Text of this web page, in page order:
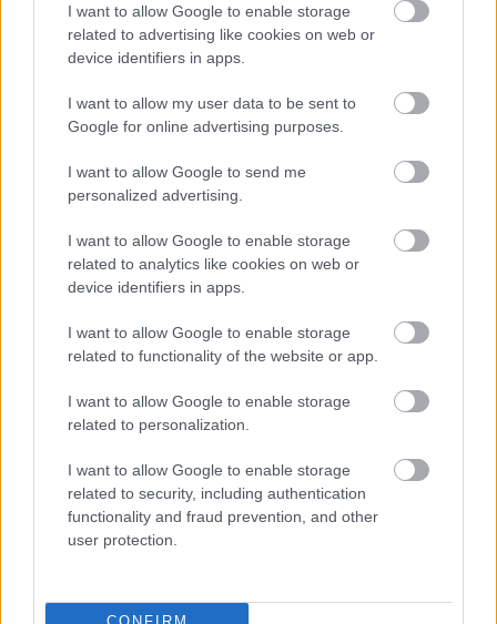
I want to allow Google to enable storage
related to advertising like cookies on web or
device identifiers in apps.
I want to allow my user data to be sent to
Google for online advertising purposes.
I want to allow Google to send me
personalized advertising.
I want to allow Google to enable storage
related to analytics like cookies on web or
device identifiers in apps.
I want to allow Google to enable storage
related to functionality of the website or app.
I want to allow Google to enable storage
related to personalization.
I want to allow Google to enable storage
related to security, including authentication
functionality and fraud prevention, and other
user protection.
desde el Getafe se espera que este año sus prestaciones
sean mucho mayores en un proyecto totalmente renovado
anteriormente, Aleñá podría ser uno de los fichajes más
interesantes para nuestras plantillas Comunio por un precio
Matías Dituro llega al Celta
El Celta refuerza la portería.Dituro llega al conjunto gallego
para cubrir la retirada de Sergio Álvarez y las lesiones de
propio Rubén y con Iván Villar, citado por la selección
española para jugar los Juegos Olímpicos.
Dituro es un portero veterano (34 años) y con amplia
experiencia en el fútbol sudamericano. Su presencia bajo
los palos dependerá de Coudet, aunque con la alta
competencia en el puesto no parece ser un jugador que
vaya a contar con demasiados minutos.
Comunio Magazine abre su